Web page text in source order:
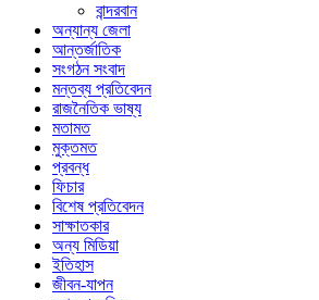
বান্দরবান
অন্যান্য জেলা
আন্তর্জাতিক
সংগঠন সংবাদ
মন্তব্য প্রতিবেদন
রাজনৈতিক ভাষ্য
মতামত
মুক্তমত
প্রবন্ধ
ফিচার
বিশেষ প্রতিবেদন
সাক্ষাতকার
অন্য মিডিয়া
ইতিহাস
জীবন-যাপন